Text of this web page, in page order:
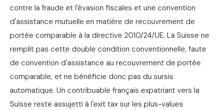
contre la fraude et l'évasion fiscales et une convention
d'assistance mutuelle en matière de recouvrement de
portée comparable à la directive 2010/24/UE. La Suisse ne
remplit pas cette double condition conventionnelle, faute
de convention d'assistance au recouvrement de portée
comparable, et ne bénéficie donc pas du sursis
automatique. Un contribuable français expatriant vers la
Suisse reste assujetti à l'exit tax sur les plus-values